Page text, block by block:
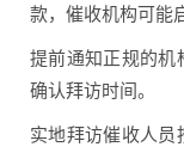
款，催收机构可能
提前通知正规的机
确认拜访时间。
实地拜访催收人员